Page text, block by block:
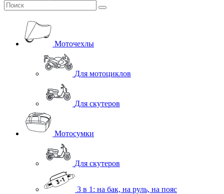
Моточехлы
Для мотоциклов
Для скутеров
Мотосумки
Для скутеров
3 в 1: на бак, на руль, на пояс